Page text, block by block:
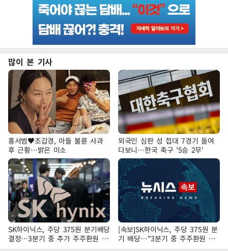
많이 본 기사
홍서범♥조갑경, 아들 불륜 사과
후 근황…밝은 미소
외국인 심판 성 접대 7경기 들여
다보니…한국 축구 '5승 2무'
SK하이닉스, 주당 375원 분기배당
결정…3분기 중 추가 주주환원 발
표
[속보]SK하이닉스, 주당 375원 분
기 배당…"3분기 중 주주환원 방
안 확정"